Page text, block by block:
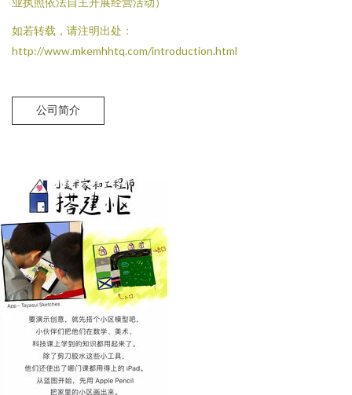
如若转载，请注明出处：
http://www.mkemhhtq.com/introduction.html
公司简介